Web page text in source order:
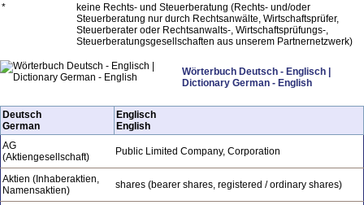
*
keine Rechts- und Steuerberatung (Rechts- und/oder
Steuerberatung nur durch Rechtsanwälte, Wirtschaftsprüfer,
Steuerberater oder Rechtsanwalts-, Wirtschaftsprüfungs-,
Steuerberatungsgesellschaften aus unserem Partnernetzwerk)
Wörterbuch Deutsch - Englisch |
Dictionary German - English
Deutsch
German
Englisch
English
AG
(Aktiengesellschaft)
Public Limited Company, Corporation
Aktien (Inhaberaktien,
Namensaktien)
shares (bearer shares, registered / ordinary shares)